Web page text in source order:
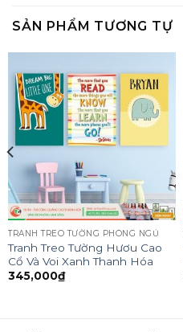
SẢN PHẨM TƯƠNG TỰ
TRANH TREO TƯỜNG PHÒNG NGỦ
Tranh Treo Tường Hươu Cao
Cổ Và Voi Xanh Thanh Hóa
345,000₫